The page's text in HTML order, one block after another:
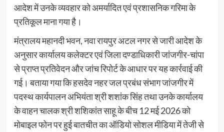
आदेश में उनके व्यवहार को अमर्यादित एवं प्रशासनिक गरिमा के
प्रतिकूल माना गया है।
मंत्रालय महानदी भवन, नवा रायपुर अटल नगर से जारी आदेश के
अनुसार कार्यालय कलेक्टर एवं जिला दण्डाधिकारी जांजगीर-चांपा
से प्राप्त प्रतिवेदन और जांच रिपोर्ट के आधार पर यह कार्रवाई की
गई। बताया गया कि हसदेव नहर जल प्रबंध संभाग जांजगीर में
पदस्थ कार्यपालन अभियंता श्री शशांक सिंह तथा उनके कार्यालय
के वाहन चालक श्री शशिकांत साहू के बीच 12 मई 2026 को
मोबाइल फोन पर हुई बातचीत का ऑडियो सोशल मीडिया में तेजी से